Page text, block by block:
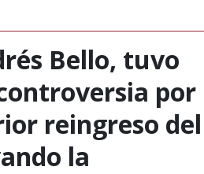
Bello, tuvo
por
reingreso del
la